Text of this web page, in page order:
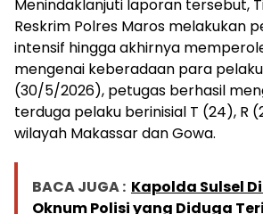
Menindaklanjuti laporan tersebut,
Reskrim Polres Maros melakukan
intensif hingga akhirnya
mengenai keberadaan para
(30/5/2026), petugas berhasil
terduga pelaku berinisial T (24), R
wilayah Makassar dan Gowa.
BACA JUGA : Kapolda Sulsel
Oknum Polisi yang Diduga